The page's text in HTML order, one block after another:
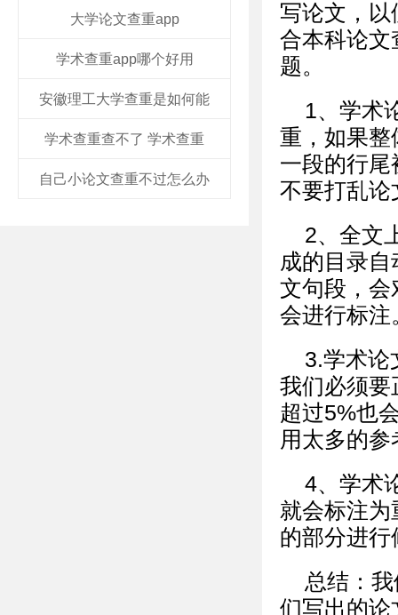
大学论文查重app
学术查重app哪个好用
安徽理工大学查重是如何能
学术查重查不了 学术查重
自己小论文查重不过怎么办
写论文，
合本科论文
题。
1、学术
重，如果整
一段的行
不要打乱论
2、全文
成的目录
文句段，会
会进行标注
3.学术论
我们必须要
超过5%也
用太多的
4、学术
就会标注
的部分进
总结：
们写出的论